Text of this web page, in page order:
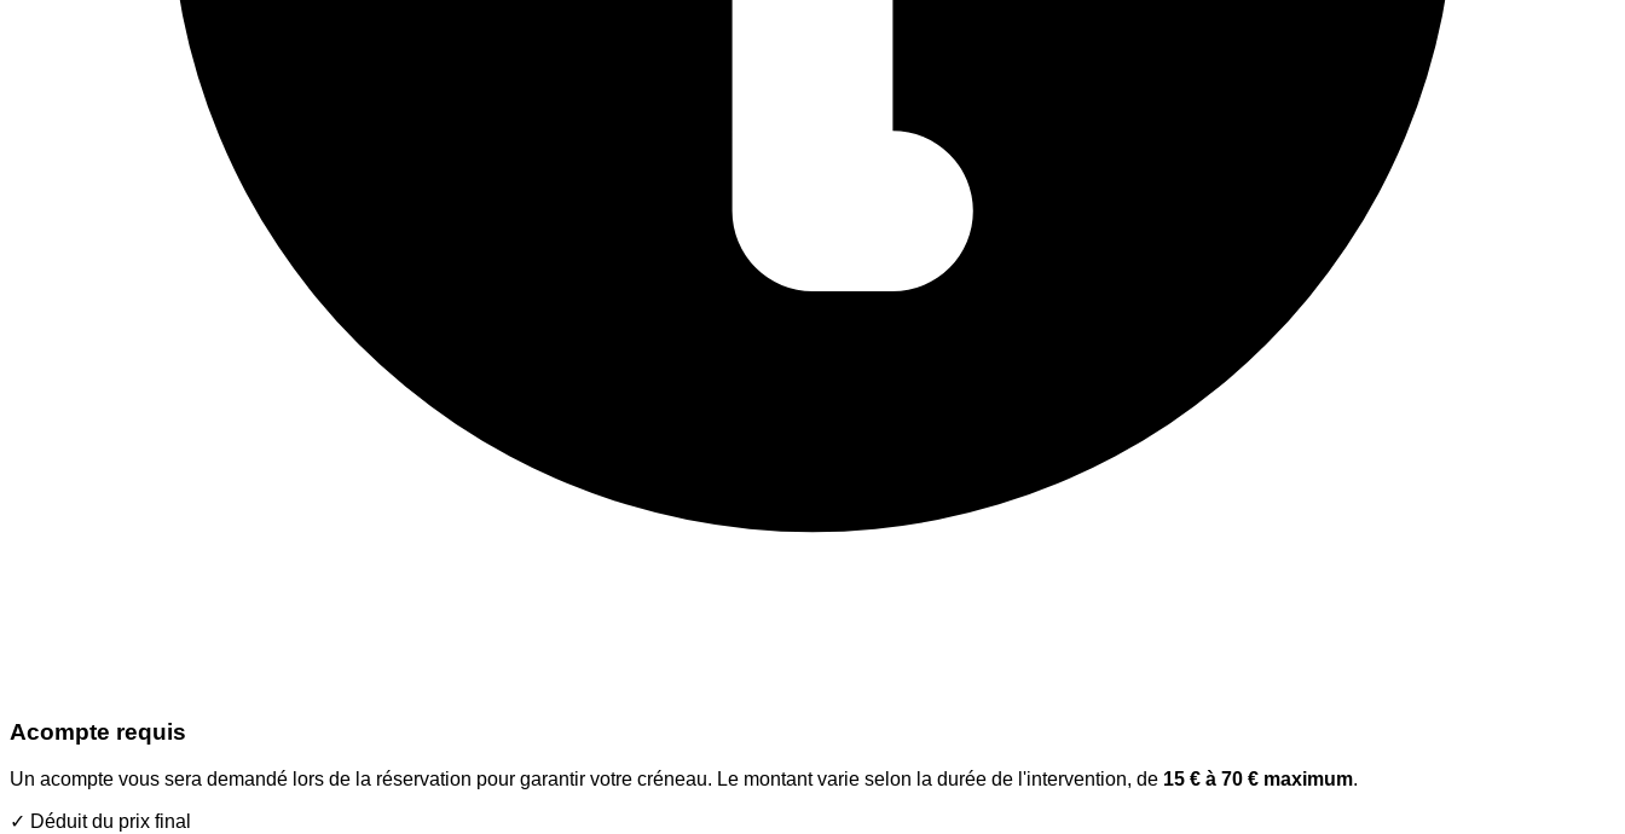
Acompte requis
Un acompte vous sera demandé lors de la réservation pour garantir votre créneau. Le montant varie selon la durée de l'intervention, de 15 € à 70 € maximum.
✓ Déduit du prix final